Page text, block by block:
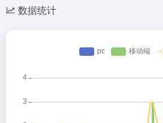
数据统计